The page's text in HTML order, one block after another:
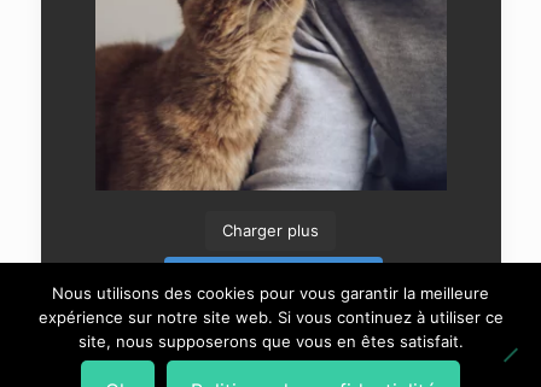
Charger plus
Nous utilisons des cookies pour vous garantir la meilleure
expérience sur notre site web. Si vous continuez à utiliser ce
site, nous supposerons que vous en êtes satisfait.